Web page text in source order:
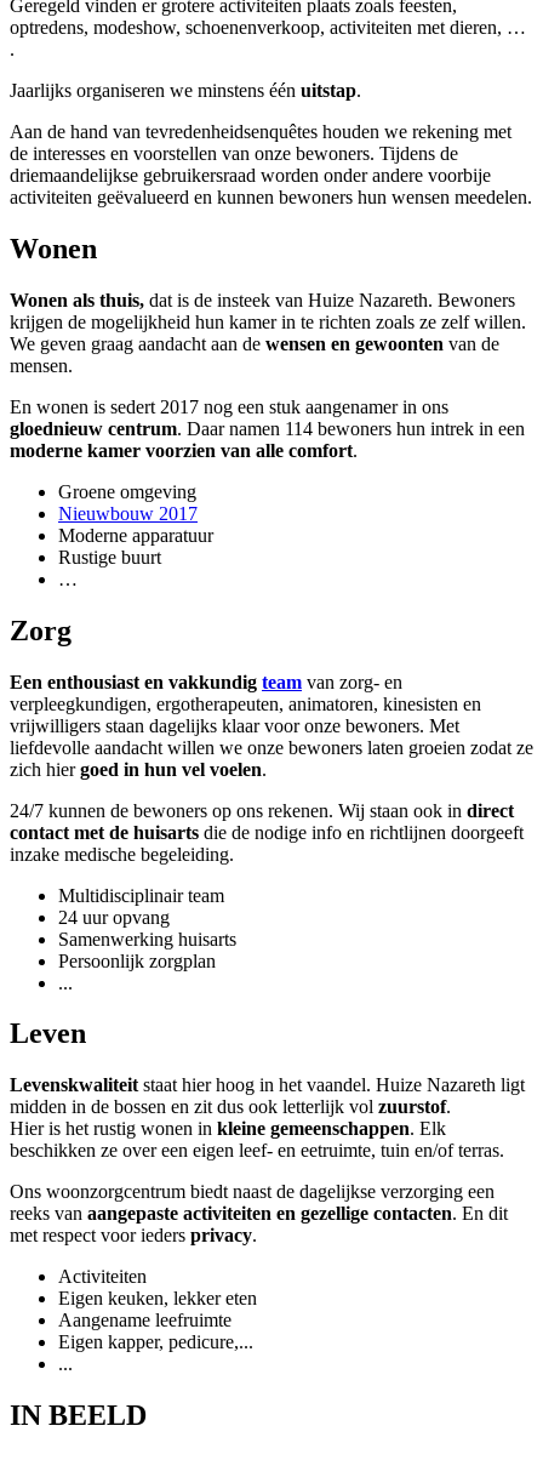
Geregeld vinden er grotere activiteiten plaats zoals feesten,
optredens, modeshow, schoenenverkoop, activiteiten met dieren, …
.
Jaarlijks organiseren we minstens één uitstap.
Aan de hand van tevredenheidsenquêtes houden we rekening met
de interesses en voorstellen van onze bewoners. Tijdens de
driemaandelijkse gebruikersraad worden onder andere voorbije
activiteiten geëvalueerd en kunnen bewoners hun wensen meedelen.
Wonen
Wonen als thuis, dat is de insteek van Huize Nazareth. Bewoners
krijgen de mogelijkheid hun kamer in te richten zoals ze zelf willen.
We geven graag aandacht aan de wensen en gewoonten van de
mensen.
En wonen is sedert 2017 nog een stuk aangenamer in ons
gloednieuw centrum. Daar namen 114 bewoners hun intrek in een
moderne kamer voorzien van alle comfort.
Groene omgeving
Nieuwbouw 2017
Moderne apparatuur
Rustige buurt
…
Zorg
Een enthousiast en vakkundig team van zorg- en
verpleegkundigen, ergotherapeuten, animatoren, kinesisten en
vrijwilligers staan dagelijks klaar voor onze bewoners. Met
liefdevolle aandacht willen we onze bewoners laten groeien zodat ze
zich hiergoed in hun vel voelen.
24/7 kunnen de bewoners op ons rekenen. Wij staan ook in direct
contact met de huisarts die de nodige info en richtlijnen doorgeeft
inzake medische begeleiding.
Multidisciplinair team
24 uur opvang
Samenwerking huisarts
Persoonlijk zorgplan
...
Leven
Levenskwaliteit staat hier hoog in het vaandel. Huize Nazareth ligt
midden in de bossen en zit dus ook letterlijk vol zuurstof.
Hier is het rustig wonen in kleine gemeenschappen. Elk
beschikken ze over een eigen leef- en eetruimte, tuin en/of terras.
Ons woonzorgcentrum biedt naast de dagelijkse verzorging een
reeks van aangepaste activiteiten en gezellige contacten. En dit
met respect voor ieders privacy.
Activiteiten
Eigen keuken, lekker eten
Aangename leefruimte
Eigen kapper, pedicure,...
...
IN BEELD